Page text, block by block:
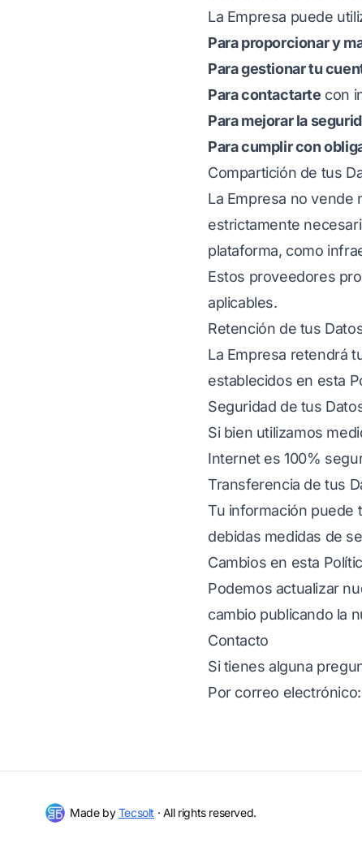
La Empresa puede
Para proporcionar y
Para gestionar tu
Para contactarte con
Para mejorar la
Para cumplir con
Compartición de tus
La Empresa no vende
estrictamente
plataforma, como
Estos proveedores
aplicables.
Retención de tus
La Empresa retendrá
establecidos en esta
Seguridad de tus
Si bien utilizamos
Internet es 100%
Transferencia de tus
Tu información puede
debidas medidas de
Cambios en esta
Podemos actualizar
cambio publicando la
Contacto
Si tienes alguna
Por correo electrónico:
Made byTecsolt · All rights reserved.